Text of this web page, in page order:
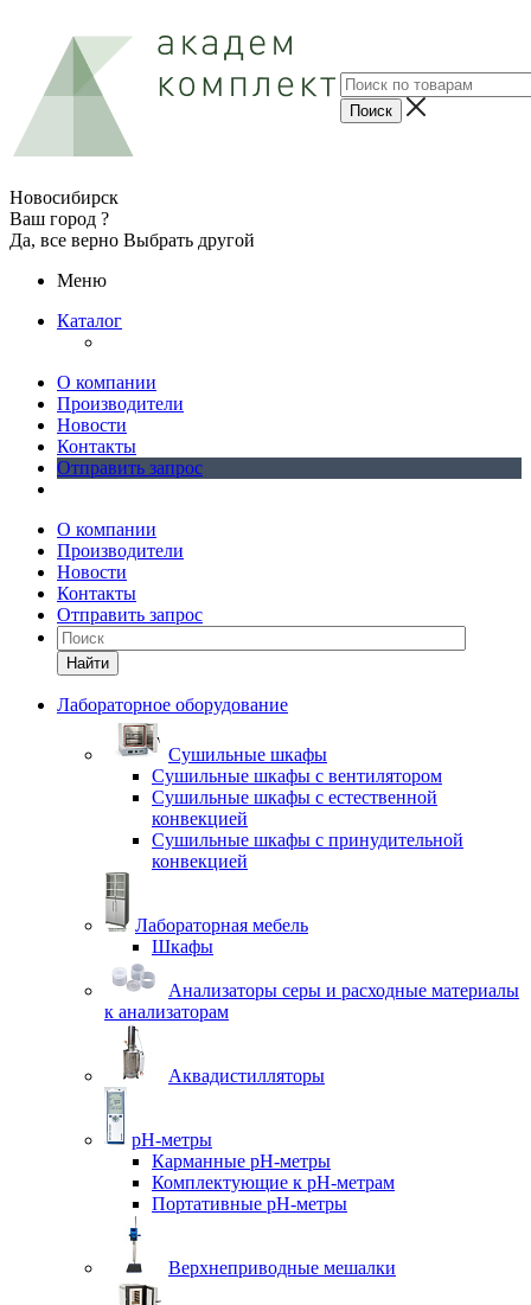
Новосибирск
Ваш город ?
Да, все верно Выбрать другой
Меню
Каталог
О компании
Производители
Новости
Контакты
Отправить запрос
О компании
Производители
Новости
Контакты
Отправить запрос
Найти
Лабораторное оборудование
Cушильные шкафы
Сушильные шкафы с вентилятором
Сушильные шкафы с естественной
конвекцией
Сушильные шкафы с принудительной
конвекцией
Лабораторная мебель
Шкафы
Анализаторы серы и расходные материалы
к анализаторам
Аквадистилляторы
pH-метры
Карманные pH-метры
Комплектующие к pH-метрам
Портативные pH-метры
Верхнеприводные мешалки